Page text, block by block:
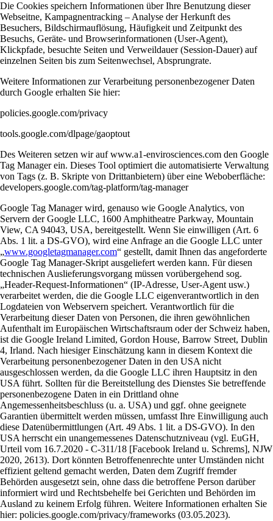
Die Cookies speichern Informationen über Ihre Benutzung dieser
Webseitne, Kampagnentracking – Analyse der Herkunft des
Besuchers, Bildschirmauflösung, Häufigkeit und Zeitpunkt des
Besuchs, Geräte- und Browserinformationen (User-Agent),
Klickpfade, besuchte Seiten und Verweildauer (Session-Dauer) auf
einzelnen Seiten bis zum Seitenwechsel, Absprungrate.
Weitere Informationen zur Verarbeitung personenbezogener Daten
durch Google erhalten Sie hier:
policies.google.com/privacy
tools.google.com/dlpage/gaoptout
Des Weiteren setzen wir auf www.a1-envirosciences.com den Google
Tag Manager ein. Dieses Tool optimiert die automatisierte Verwaltung
von Tags (z. B. Skripte von Drittanbietern) über eine Weboberfläche:
developers.google.com/tag-platform/tag-manager
Google Tag Manager wird, genauso wie Google Analytics, von
Servern der Google LLC, 1600 Amphitheatre Parkway, Mountain
View, CA 94043, USA, bereitgestellt. Wenn Sie einwilligen (Art. 6
Abs. 1 lit. a DS-GVO), wird eine Anfrage an die Google LLC unter
„www.googletagmanager.com“ gestellt, damit Ihnen das angeforderte
Google Tag Manager-Skript ausgeliefert werden kann. Für diesen
technischen Auslieferungsvorgang müssen vorübergehend sog.
„Header-Request-Informationen“ (IP-Adresse, User-Agent usw.)
verarbeitet werden, die die Google LLC eigenverantwortlich in den
Logdateien von Webservern speichert. Verantwortlich für die
Verarbeitung dieser Daten von Personen, die ihren gewöhnlichen
Aufenthalt im Europäischen Wirtschaftsraum oder der Schweiz haben,
ist die Google Ireland Limited, Gordon House, Barrow Street, Dublin
4, Irland. Nach hiesiger Einschätzung kann in diesem Kontext die
Verarbeitung personenbezogener Daten in den USA nicht
ausgeschlossen werden, da die Google LLC ihren Hauptsitz in den
USA führt. Sollten für die Bereitstellung des Dienstes Sie betreffende
personenbezogene Daten in ein Drittland ohne
Angemessenheitsbeschluss (u. a. USA) und ggf. ohne geeignete
Garantien übermittelt werden müssen, umfasst Ihre Einwilligung auch
diese Datenübermittlungen (Art. 49 Abs. 1 lit. a DS-GVO). In den
USA herrscht ein unangemessenes Datenschutzniveau (vgl. EuGH,
Urteil vom 16.7.2020 - C-311/18 [Facebook Ireland u. Schrems], NJW
2020, 2613). Dort könnten Betroffenenrechte unter Umständen nicht
effizient geltend gemacht werden, Daten dem Zugriff fremder
Behörden ausgesetzt sein, ohne dass die betroffene Person darüber
informiert wird und Rechtsbehelfe bei Gerichten und Behörden im
Ausland zu keinem Erfolg führen. Weitere Informationen erhalten Sie
hier: policies.google.com/privacy/frameworks (03.05.2023).